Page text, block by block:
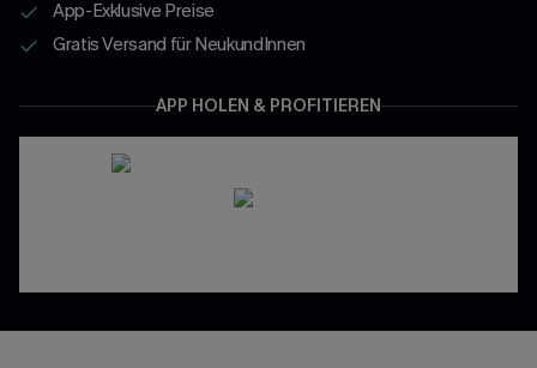
App-Exklusive Preise
Gratis Versand für NeukundInnen
APP HOLEN & PROFITIEREN